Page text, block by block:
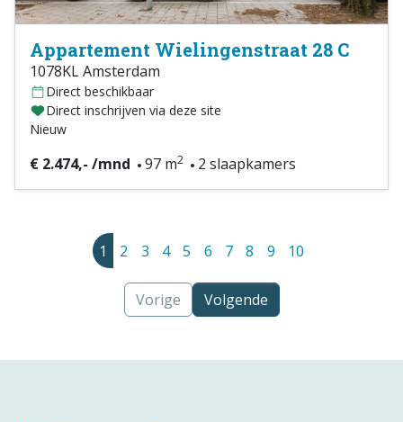
Appartement Wielingenstraat 28 C
1078KL Amsterdam
Direct beschikbaar
Direct inschrijven via deze site
Nieuw
€ 2.474,- /mnd 97 m2 2 slaapkamers
1 2 3 4 5 6 7 8 9 10
Vorige Volgende